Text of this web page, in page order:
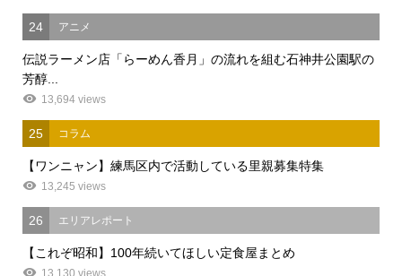
24 アニメ
伝説ラーメン店「らーめん香月」の流れを組む石神井公園駅の
芳醇...
13,694 views
25 コラム
【ワンニャン】練馬区内で活動している里親募集特集
13,245 views
26 エリアレポート
【これぞ昭和】100年続いてほしい定食屋まとめ
13,130 views